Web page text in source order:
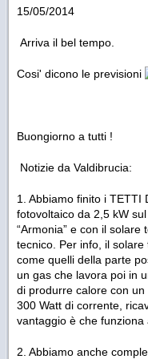
15/05/2014
Arriva il bel tempo.
Cosi' dicono le previsioni
Buongiorno a tutti !
Notizie da Valdibrucia:
1. Abbiamo finito i TETTI
fotovoltaico da 2,5 kW
“Armonia” e con il
tecnico. Per info, il
come quelli della parte
un gas che lavora poi in
di produrre calore con
300 Watt di corrente,
vantaggio è che funziona
2. Abbiamo anche